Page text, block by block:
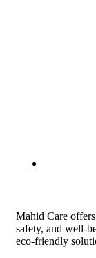
Mahid Care
safety, and well-
eco-friendly